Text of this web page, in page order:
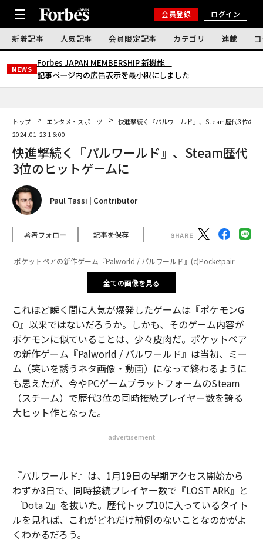
会員登録 ログイン
新着記事 人気記事 会員限定記事 カテゴリ 連載
NEWS
Forbes JAPAN MEMBERSHIP 新機能｜
記事ページ内の広告表示を最小限にしました
トップ エンタメ・スポーツ
快進撃続く『パルワールド』、Steam歴代3位のヒ
2024.01.23 16:00
快進撃続く『パルワールド』、Steam歴代
3位のヒットゲームに
Paul Tassi | Contributor
著者フォロー 記事を保存
ポケットペアの新作ゲーム『Palworld / パルワールド』(c)Pocketpair
全ての画像を見る
これほど瞬く間に人気が爆発したゲームは『ポケモンG
O』以来ではないだろうか。しかも、そのゲーム内容が
ポケモンに似ていることは、少々皮肉だ。ポケットペア
の新作ゲーム『Palworld / パルワールド』は当初、ミー
ム（笑いを誘うネタ画像・動画）になって終わるように
も思えたが、今やPCゲームプラットフォームのSteam
（スチーム）で歴代3位の同時接続プレイヤー数を誇る
大ヒット作となった。
advertisement
『パルワールド』は、1月19日の早期アクセス開始から
わずか3日で、同時接続プレイヤー数で『LOST ARK』と
『Dota 2』を抜いた。歴代トップ10に入っているタイト
ルを見れば、これがどれだけ前例のないことなのかがよ
くわかるだろう。